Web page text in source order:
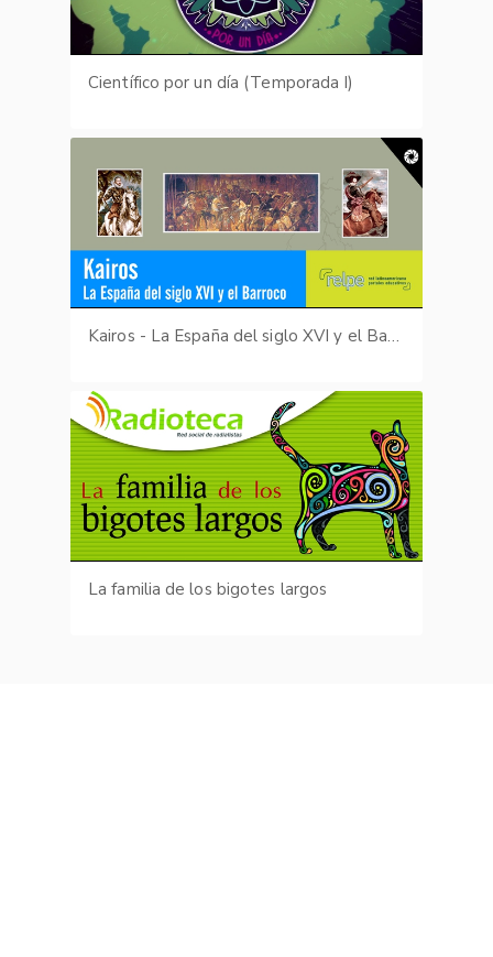
Científico por un día (Temporada I)
Kairos - La España del siglo XVI y el Barroco
La familia de los bigotes largos